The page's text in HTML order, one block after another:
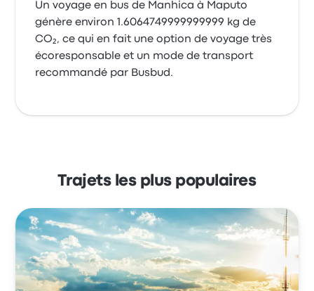
Un voyage en bus de Manhica à Maputo
génère environ 1.6064749999999999 kg de
CO₂, ce qui en fait une option de voyage très
écoresponsable et un mode de transport
recommandé par Busbud.
Trajets les plus populaires